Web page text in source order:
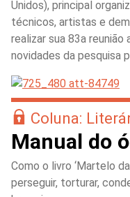
Unidos), principal
técnicos, artistas e
realizar sua 83a reunião
novidades da pesquisa
Coluna:
Manual do
Como o livro ‘Martelo
perseguir, torturar,